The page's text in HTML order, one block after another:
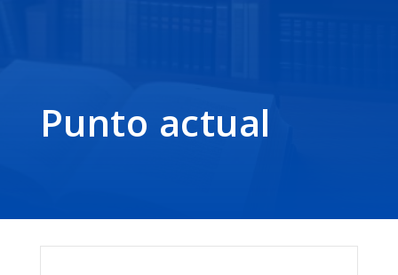
Punto actual